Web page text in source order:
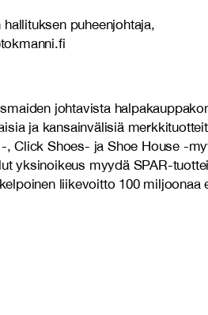
puheenjohtaja,
johtavista
ja kansainvälisiä
Click Shoes- ja Shoe House -
yksinoikeus myydä SPAR-
liikevoitto 100